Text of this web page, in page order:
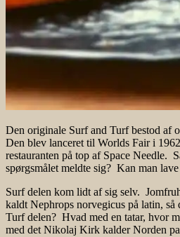
Den originale Surf and Turf bestod af
Den blev lanceret til Worlds Fair i
restauranten på top af Space Needle.
spørgsmålet meldte sig? Kan man
Surf delen kom lidt af sig selv.
kaldt Nephrops norvegicus på latin, så
Turf delen? Hvad med en tatar, hvor
med det Nikolaj Kirk kalder Norden